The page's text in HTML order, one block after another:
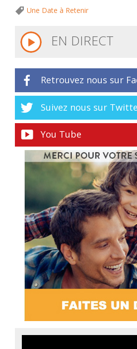
Une Date à Retenir
EN DIRECT
Retrouvez nous sur
Suivez nous sur
You Tube